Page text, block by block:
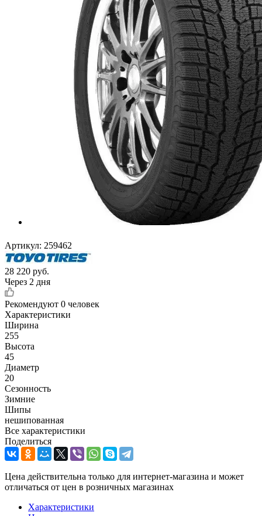
Артикул: 259462
28 220 руб.
Через 2 дня
Рекомендуют 0 человек
Характеристики
Ширина
255
Высота
45
Диаметр
20
Сезонность
Зимние
Шипы
нешипованная
Все характеристики
Поделиться
Цена действительна только для интернет-магазина и может
отличаться от цен в розничных магазинах
Характеристики